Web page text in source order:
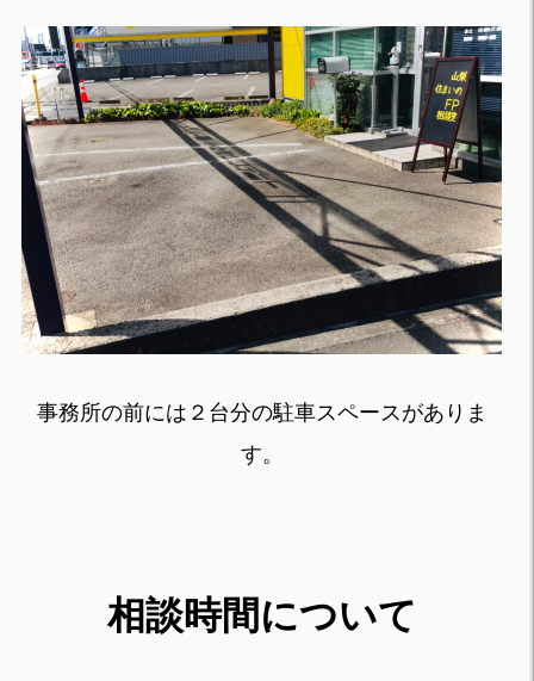
事務所の前には２台分の駐車スペースがありま
す。
相談時間について